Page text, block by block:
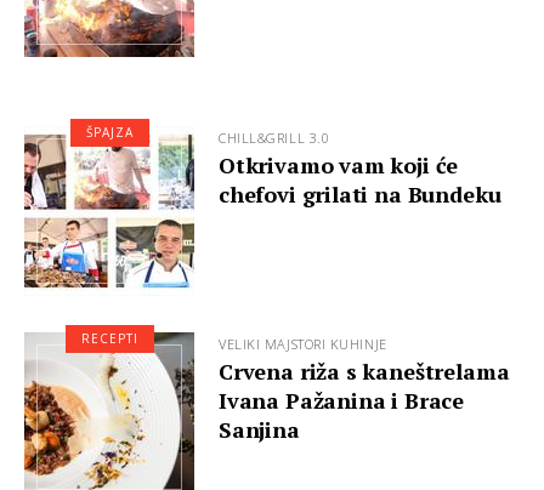
CHILL&GRILL 3.0
Otkrivamo vam koji će
chefovi grilati na Bundeku
ŠPAJZA
VELIKI MAJSTORI KUHINJE
Crvena riža s kaneštrelama
Ivana Pažanina i Brace
Sanjina
RECEPTI